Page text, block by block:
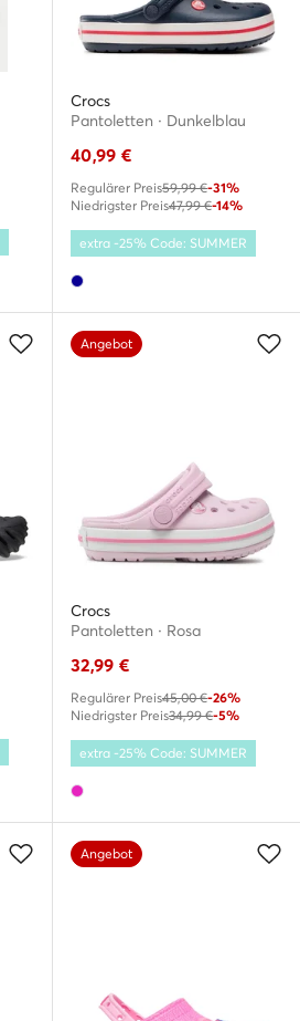
Crocs
Pantoletten · Dunkelblau
40,99 €
Regulärer Preis59,99 €-31%
Niedrigster Preis47,99 €-14%
extra -25% Code: SUMMER
Angebot
Crocs
Pantoletten · Rosa
32,99 €
Regulärer Preis45,00 €-26%
Niedrigster Preis34,99 €-5%
extra -25% Code: SUMMER
Angebot